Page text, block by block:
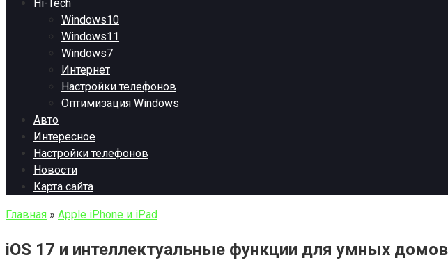
Hi-Tech
Windows10
Windows11
Windows7
Интернет
Настройки телефонов
Оптимизация Windows
Авто
Интересное
Настройки телефонов
Новости
Карта сайта
Главная » Apple iPhone и iPad
iOS 17 и интеллектуальные функции для умных